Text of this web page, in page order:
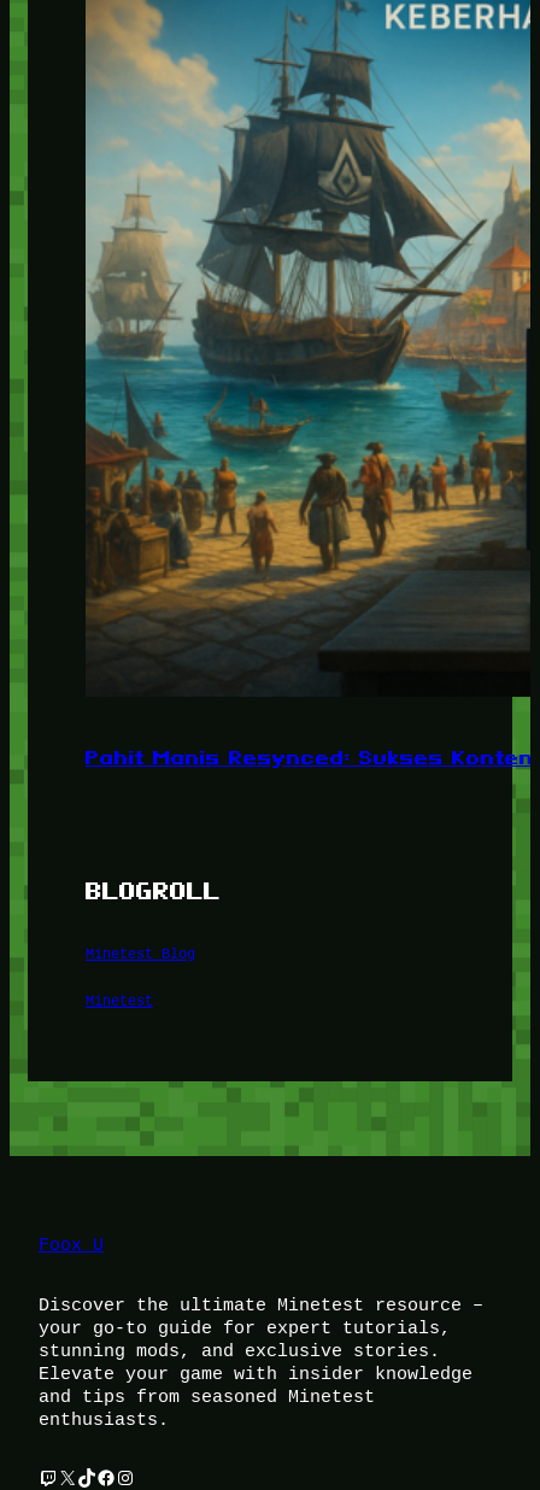
Pahit Manis Resynced: Sukses
BLOGROLL
Minetest Blog
Minetest
Foox U
Discover the ultimate Minetest resource –
your go-to guide for expert tutorials,
stunning mods, and exclusive stories.
Elevate your game with insider knowledge
and tips from seasoned Minetest
enthusiasts.
Twitch X TikTok Facebook Instagram